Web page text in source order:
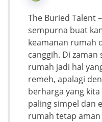
The Buried Talent
sempurna buat
keamanan rumah
canggih. Di zaman
rumah jadi hal
remeh, apalagi
berharga yang
paling simpel dan
rumah tetap